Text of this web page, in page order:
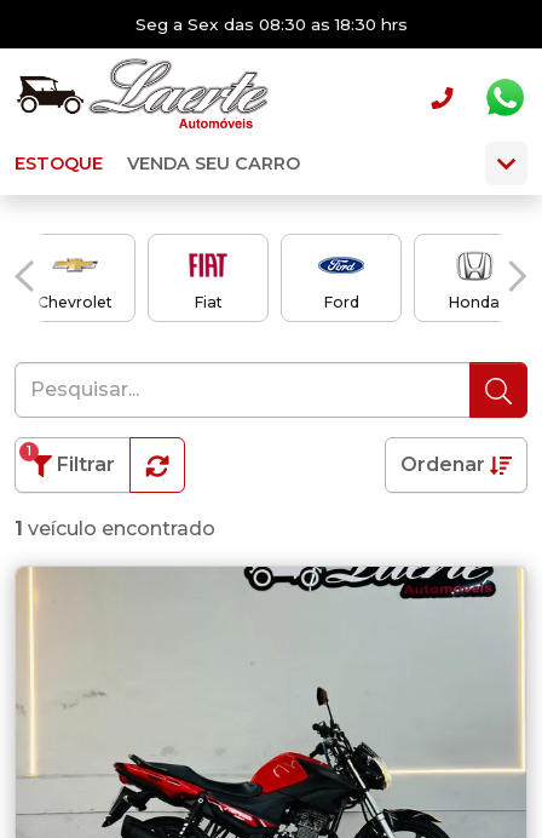
Seg a Sex das 08:30 as 18:30 hrs
ESTOQUE VENDA SEU CARRO
Chevrolet Fiat Ford Honda
Filtrar
1
Ordenar
1 veículo encontrado